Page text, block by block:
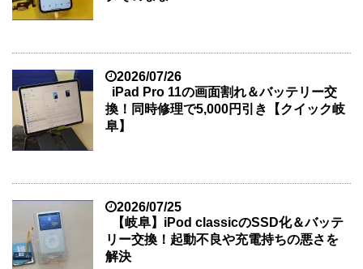
2026/07/26
iPad Pro 11の画面割れ＆バッテリー交
換！同時修理で5,000円引き【クイック岐
阜】
2026/07/25
【岐阜】iPod classicのSSD化＆バッテ
リー交換！起動不良や充電持ちの悪さを
解決